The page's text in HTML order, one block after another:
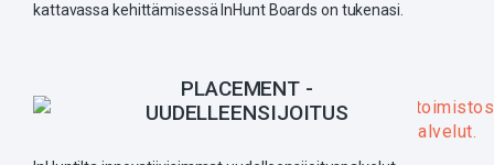
kattavassa kehittämisessä InHunt Boards on tukenasi.
PLACEMENT -
UUDELLEENSIJOITUS